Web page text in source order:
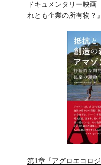
ドキュメンタリー映画
れとも企業の所有物？
第1章「アグロエコロ